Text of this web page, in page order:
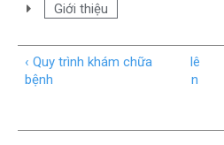
Giới thiệu
‹ Quy trình khám chữa
bệnh
lê
n